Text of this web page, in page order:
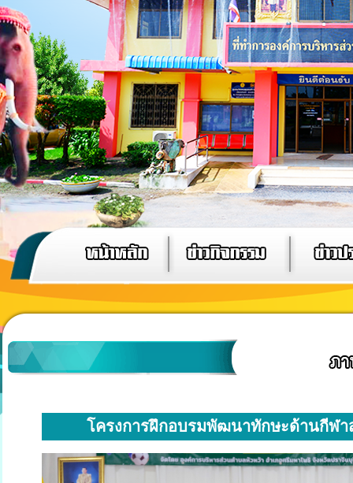
โครงการฝึกอบรมพัฒนาทักษะด้านกีฬา